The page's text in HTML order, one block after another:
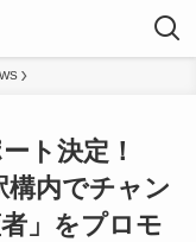
ト決定！
構内でチャン
」をプロモ